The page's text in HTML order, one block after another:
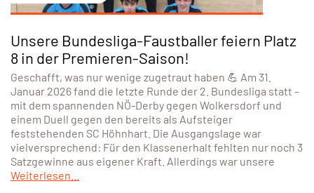
Unsere Bundesliga-Faustballer feiern Platz
8 in der Premieren-Saison!
Geschafft, was nur wenige zugetraut haben 💪 Am 31.
Januar 2026 fand die letzte Runde der 2. Bundesliga statt –
mit dem spannenden NÖ-Derby gegen Wolkersdorf und
einem Duell gegen den bereits als Aufsteiger
feststehenden SC Höhnhart. Die Ausgangslage war
vielversprechend: Für den Klassenerhalt fehlten nur noch 3
Satzgewinne aus eigener Kraft. Allerdings war unsere
Weiterlesen...